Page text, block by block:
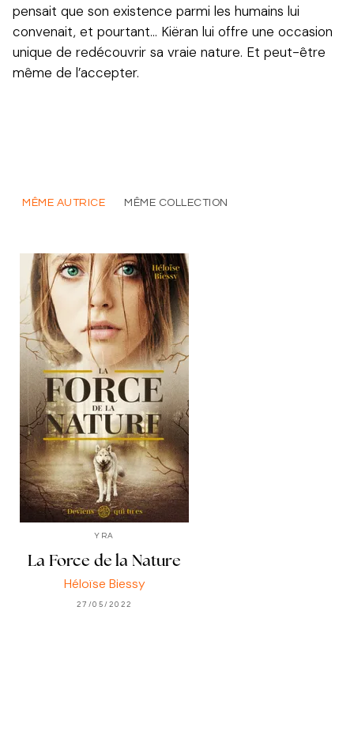
pensait que son existence parmi les humains lui
convenait, et pourtant… Kiëran lui offre une occasion
unique de redécouvrir sa vraie nature. Et peut-être
même de l’accepter.
MÊME AUTRICE MÊME COLLECTION
YRA
La Force de la Nature
Héloïse Biessy
27/05/2022